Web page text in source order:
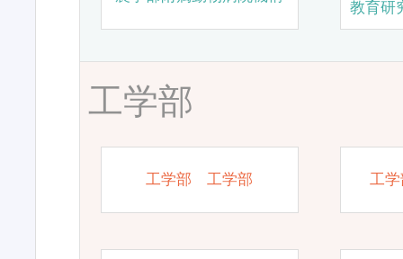
教育研
工学部
工学部 工学部 工